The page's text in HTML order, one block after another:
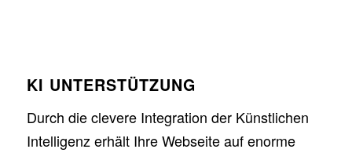
KI UNTERSTÜTZUNG
Durch die clevere Integration der Künstlichen
Intelligenz erhält Ihre Webseite auf enorme